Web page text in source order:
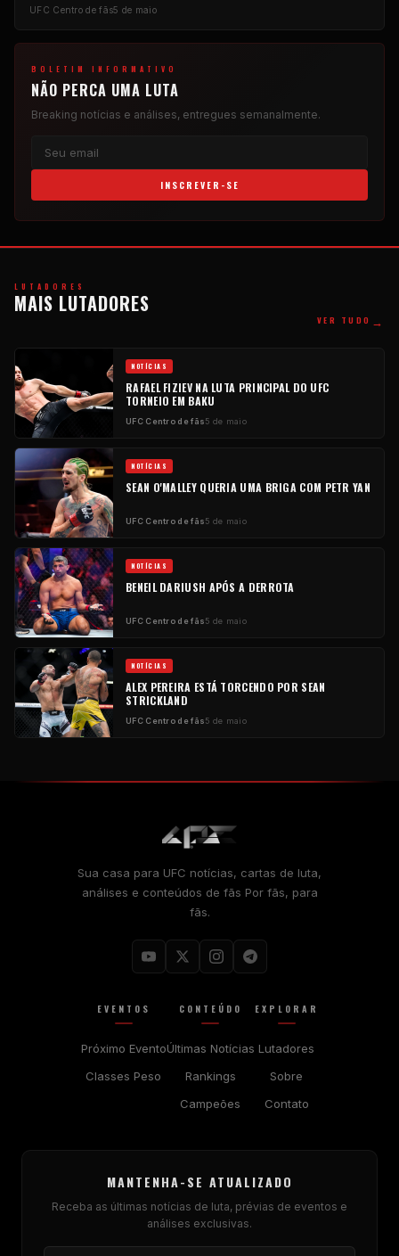
UFC Centro de fãs5 de maio
BOLETIM INFORMATIVO
NÃO PERCA UMA LUTA
Breaking notícias e análises, entregues semanalmente.
INSCREVER-SE
LUTADORES
MAIS LUTADORES
VER TUDO →
NOTÍCIAS
RAFAEL FIZIEV NA LUTA PRINCIPAL DO UFC
TORNEIO EM BAKU
UFCCentro de fãs5 de maio
NOTÍCIAS
SEAN O'MALLEY QUERIA UMA BRIGA COM PETR YAN
UFCCentro de fãs5 de maio
NOTÍCIAS
BENEIL DARIUSH APÓS A DERROTA
UFCCentro de fãs5 de maio
NOTÍCIAS
ALEX PEREIRA ESTÁ TORCENDO POR SEAN
STRICKLAND
UFCCentro de fãs5 de maio
Sua casa para UFC notícias, cartas de luta,
análises e conteúdos de fãs Por fãs, para
fãs.
EVENTOS
Próximo Evento
Classes Peso
CONTEÚDO
Últimas Notícias
Rankings
Campeões
EXPLORAR
Lutadores
Sobre
Contato
MANTENHA-SE ATUALIZADO
Receba as últimas notícias de luta, prévias de eventos e
análises exclusivas.